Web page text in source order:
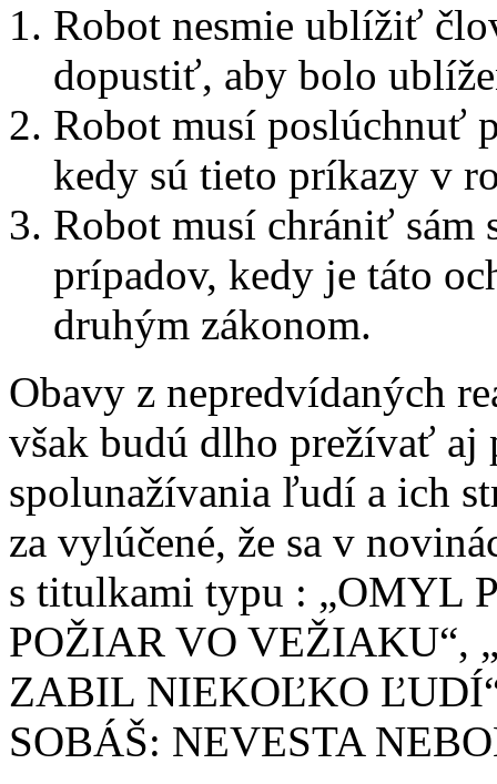
Robot nesmie ublížiť
dopustiť, aby bolo
Robot musí poslúchnuť
kedy sú tieto príkazy v
Robot musí chrániť sám
prípadov, kedy je táto
druhým zákonom.
Obavy z nepredvídaných
však budú dlho prežívať
spolunažívania ľudí a ich
za vylúčené, že sa v
s titulkami typu : „OMYL
POŽIAR VO VEŽIAKU“,
ZABIL NIEKOĽKO
SOBÁŠ: NEVESTA